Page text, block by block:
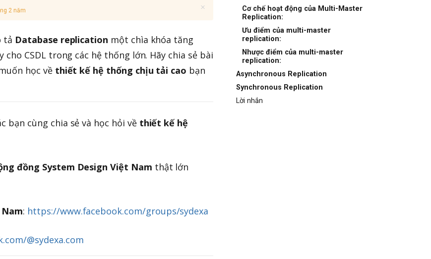
2 năm
tả Database replication một chìa khóa tăng
CSDL trong các hệ thống lớn. Hãy chia sẻ bài
học về thiết kế hệ thống chịu tải cao bạn
bạn cùng chia sẻ và học hỏi về thiết kế hệ
đồng System Design Việt Nam thật lớn
: https://www.facebook.com/groups/sydexa
@sydexa.com
Cơ chế hoạt động của Multi-Master
Replication:
Ưu điểm của multi-master
replication:
Nhược điểm của multi-master
replication:
Asynchronous Replication
Synchronous Replication
Lời nhắn